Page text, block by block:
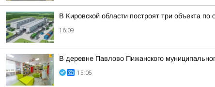
В Кировской области построят три объекта
16:09
В деревне Павлово Пижанского
15:05